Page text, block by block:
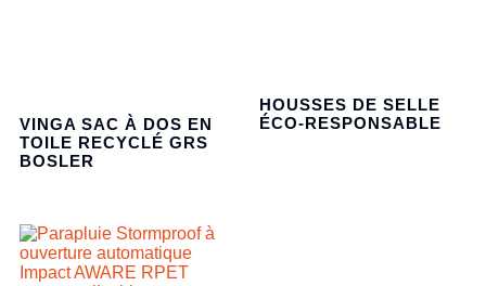
VINGA SAC À DOS EN
TOILE RECYCLÉ GRS
BOSLER
HOUSSES DE SELLE
ÉCO-RESPONSABLE